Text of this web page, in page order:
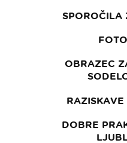
SPOROČILA
OBRAZEC
DOBRE